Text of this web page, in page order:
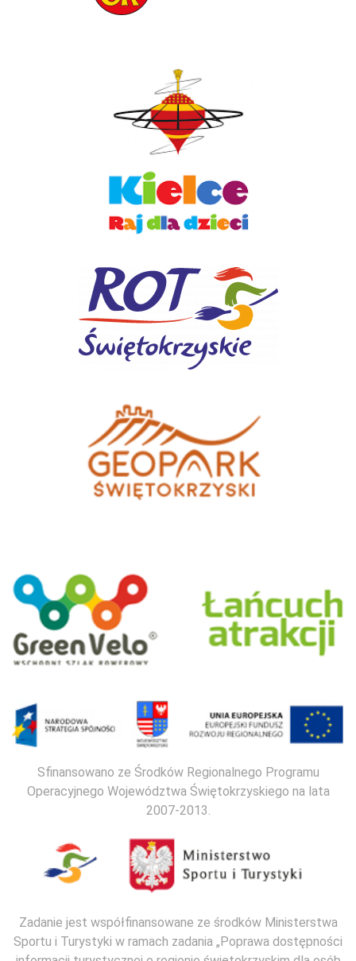
Sfinansowano ze Środków Regionalnego Programu
Operacyjnego Województwa Świętokrzyskiego na lata
2007-2013.
Zadanie jest współfinansowane ze środków Ministerstwa
Sportu i Turystyki w ramach zadania „Poprawa dostępności